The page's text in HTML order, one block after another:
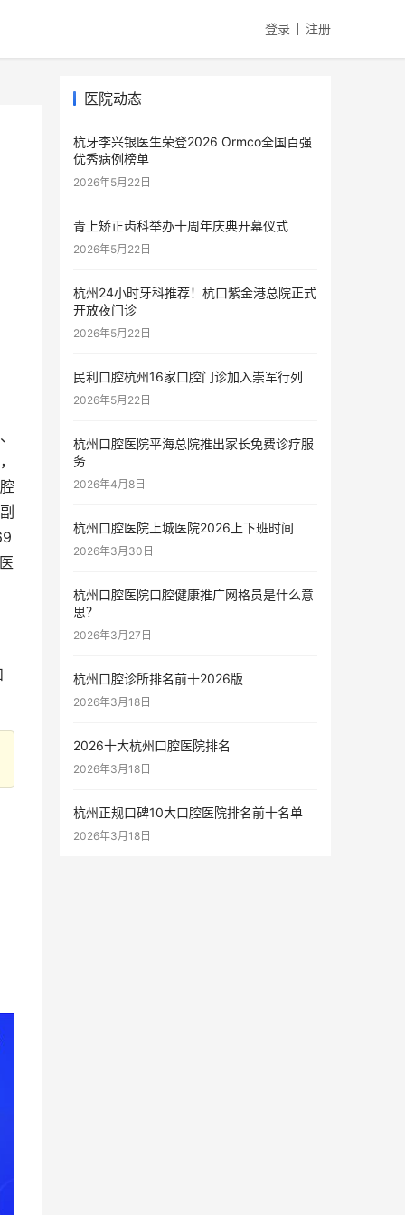
登录 注册
医院动态
杭牙李兴银医生荣登2026 Ormco全国百强
优秀病例榜单
2026年5月22日
青上矫正齿科举办十周年庆典开幕仪式
2026年5月22日
杭州24小时牙科推荐！杭口紫金港总院正式
开放夜门诊
2026年5月22日
民利口腔杭州16家口腔门诊加入崇军行列
2026年5月22日
杭州口腔医院平海总院推出家长免费诊疗服
务
2026年4月8日
杭州口腔医院上城医院2026上下班时间
2026年3月30日
杭州口腔医院口腔健康推广网格员是什么意
思？
2026年3月27日
杭州口腔诊所排名前十2026版
2026年3月18日
2026十大杭州口腔医院排名
2026年3月18日
杭州正规口碑10大口腔医院排名前十名单
2026年3月18日